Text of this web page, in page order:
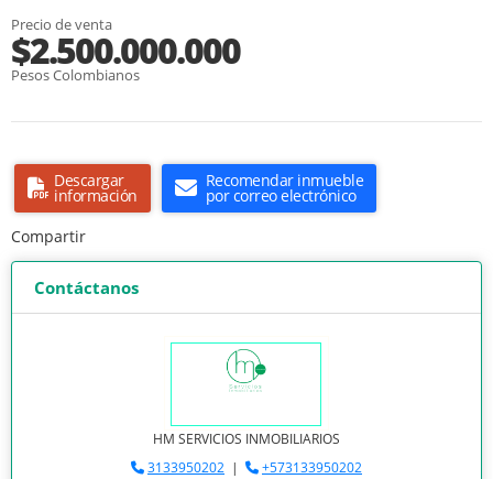
Precio de venta
$2.500.000.000
Pesos Colombianos
Descargar
información
Recomendar inmueble
por correo electrónico
Compartir
Contáctanos
HM SERVICIOS INMOBILIARIOS
3133950202 |
+573133950202